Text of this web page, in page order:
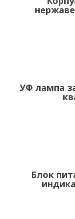
УФ лампа
Блок